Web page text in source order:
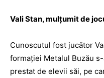
Vali Stan, mulțumit de
Cunoscutul fost jucător
formației ­Me­talul Buzău
prestat de elevii săi, pe